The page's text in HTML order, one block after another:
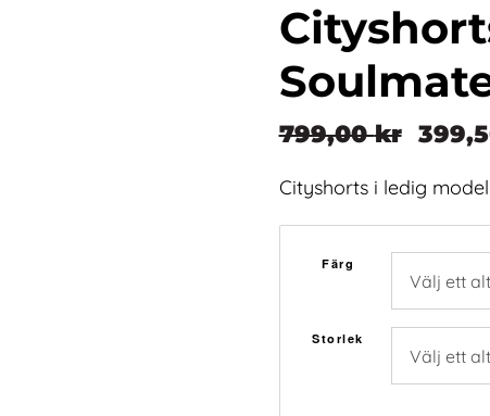
799,00kr
Det
ursprungliga
799,00 kr.
Det
nuvarande
399,50 kr.
Cityshorts i ledig
Färg
Storlek